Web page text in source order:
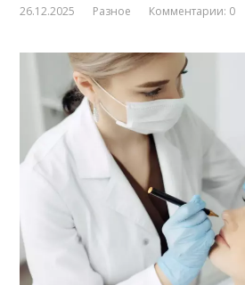
26.12.2025 Разное Комментарии: 0